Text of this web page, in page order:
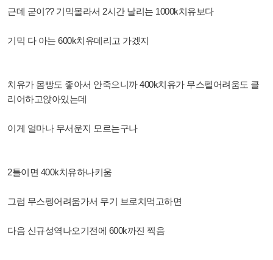
근데 굳이?? 기믹몰라서 2시간 날리는 1000k치유보다
기믹 다 아는 600k치유데리고 가겠지
치유가 몸빵도 좋아서 안죽으니까 400k치유가 무스펠어려움도 클
리어하고앉아있는데
이게 얼마나 무서운지 모르는구나
2틀이면 400k치유하나키움
그럼 무스펭어려움가서 무기 브로치먹고하면
다음 신규성역나오기전에 600k까진 찍음